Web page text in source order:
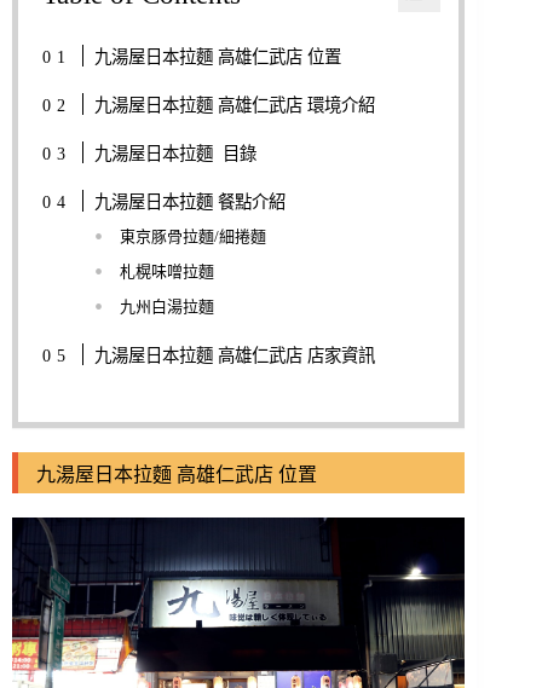
九湯屋日本拉麵 高雄仁武店 位置
九湯屋日本拉麵 高雄仁武店 環境介紹
九湯屋日本拉麵 目錄
九湯屋日本拉麵 餐點介紹
東京豚骨拉麵/細捲麵
札榥味噌拉麵
九州白湯拉麵
九湯屋日本拉麵 高雄仁武店 店家資訊
九湯屋日本拉麵 高雄仁武店 位置